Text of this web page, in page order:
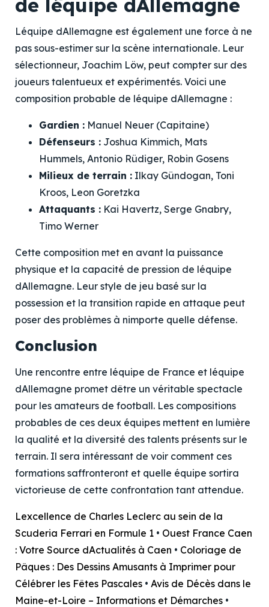
de léquipe dAllemagne
Léquipe dAllemagne est également une force à ne
pas sous-estimer sur la scène internationale. Leur
sélectionneur, Joachim Löw, peut compter sur des
joueurs talentueux et expérimentés. Voici une
composition probable de léquipe dAllemagne :
Gardien : Manuel Neuer (Capitaine)
Défenseurs : Joshua Kimmich, Mats
Hummels, Antonio Rüdiger, Robin Gosens
Milieux de terrain : Ilkay Gündogan, Toni
Kroos, Leon Goretzka
Attaquants : Kai Havertz, Serge Gnabry,
Timo Werner
Cette composition met en avant la puissance
physique et la capacité de pression de léquipe
dAllemagne. Leur style de jeu basé sur la
possession et la transition rapide en attaque peut
poser des problèmes à nimporte quelle défense.
Conclusion
Une rencontre entre léquipe de France et léquipe
dAllemagne promet dêtre un véritable spectacle
pour les amateurs de football. Les compositions
probables de ces deux équipes mettent en lumière
la qualité et la diversité des talents présents sur le
terrain. Il sera intéressant de voir comment ces
formations saffronteront et quelle équipe sortira
victorieuse de cette confrontation tant attendue.
Lexcellence de Charles Leclerc au sein de la
Scuderia Ferrari en Formule 1 • Ouest France Caen
: Votre Source dActualités à Caen • Coloriage de
Pâques : Des Dessins Amusants à Imprimer pour
Célébrer les Fêtes Pascales • Avis de Décès dans le
Maine-et-Loire – Informations et Démarches •